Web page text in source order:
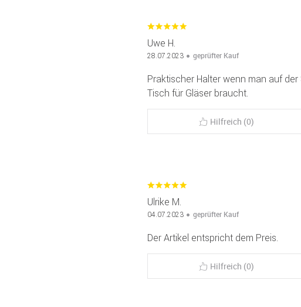
Uwe H.
28.07.2023 geprüfter Kauf
Praktischer Halter wenn man auf
Tisch für Gläser braucht.
Hilfreich (0)
Ulrike M.
04.07.2023 geprüfter Kauf
Der Artikel entspricht dem Preis.
Hilfreich (0)